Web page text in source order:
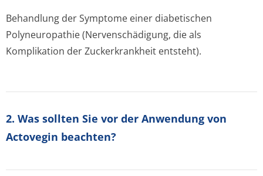
Behandlung der Symptome einer diabetischen
Polyneuropathie (Nervenschädigung, die als
Komplikation der Zuckerkrankheit entsteht).
2. Was sollten Sie vor der Anwendung von
Actovegin beachten?